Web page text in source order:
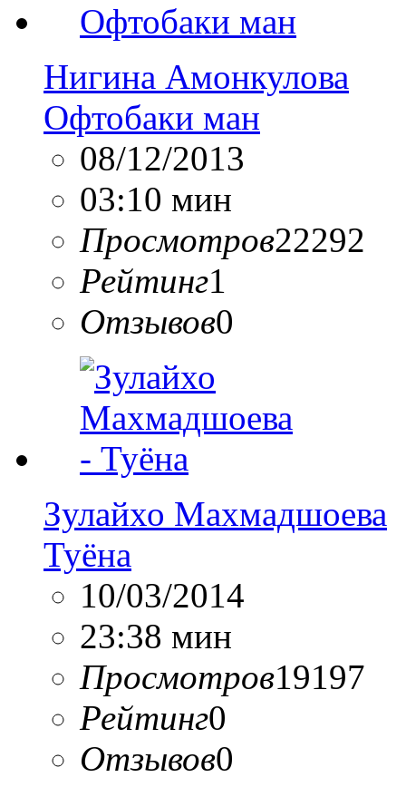
Нигина Амонкулова
Офтобаки ман
08/12/2013
03:10 мин
Просмотров22292
Рейтинг1
Отзывов0
Зулайхо Махмадшоева
Туёна
10/03/2014
23:38 мин
Просмотров19197
Рейтинг0
Отзывов0